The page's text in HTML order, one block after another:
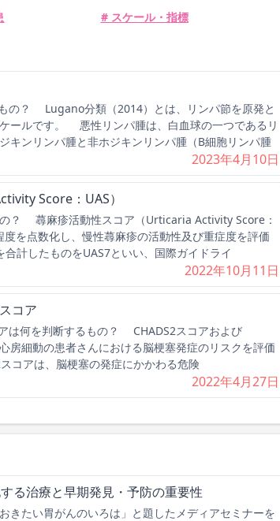
# スケール・指標
の？ Lugano分類（2014）とは、リンパ節を原発と
ールです。 悪性リンパ腫は、白血球の一つであるリ
キンリンパ腫と非ホジキンリンパ腫（B細胞リンパ腫
2023年4月10日
Score：UAS）
？ 蕁麻疹活動性スコア（Urticaria Activity Score：
を点数化し、慢性蕁麻疹の活動性及び重症度を評価
計したものをUAS7といい、国際ガイドライ
2022年10月11日
コア
は何を判断するもの？ CHADS2スコアおよび
房細動の患者さんにおける脳梗塞発症のリスクを評価
コアは、脳梗塞の発症にかかわる危険
2022年4月27日
る治療と早期発見・予防の重要性
きたい胃がんのいろは」と題したメディアセミナーを